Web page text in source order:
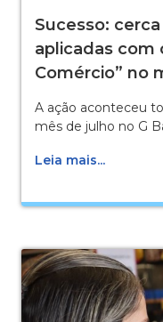
Sucesso:
aplicadas com
Comércio” no
A ação aconteceu
mês de julho no G
Leia mais...